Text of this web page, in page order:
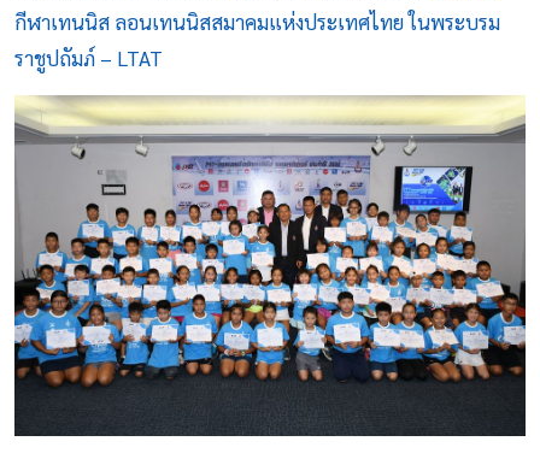
กีฬาเทนนิส ลอนเทนนิสสมาคมแห่งประเทศไทย ในพระบรม
ราชูปถัมภ์ – LTAT